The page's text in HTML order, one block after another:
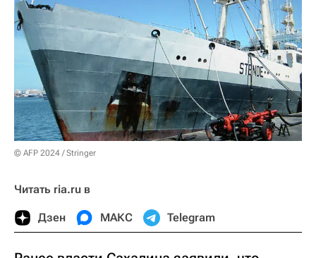
© AFP 2024 / Stringer
Читать ria.ru в
Дзен МАКС Telegram